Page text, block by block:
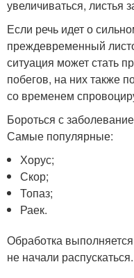
увеличиваться, листья
Если речь идет о
преждевременный
ситуация может стать
побегов, на них также
со временем
Бороться с
Самые популярные:
Хорус;
Скор;
Топаз;
Раек.
Обработка
не начали распускаться.